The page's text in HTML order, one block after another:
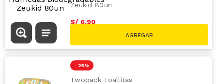
Zeukid 80un
S/ 6.90
-25 %
Twopack Toallitas